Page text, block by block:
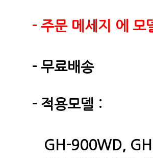
- 주문 메세지 에 모
- 무료배송
- 적용모델 :
GH-900WD,